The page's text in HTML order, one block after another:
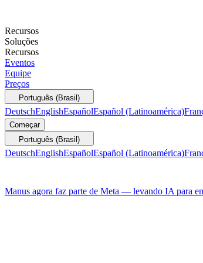
Recursos
Soluções
Recursos
Eventos
Equipe
Preços
Português (Brasil)
DeutschEnglishEspañolEspañol (Latinoamérica)
Começar
Português (Brasil)
DeutschEnglishEspañolEspañol (Latinoamérica)
Manus agora faz parte de Meta — levando IA para